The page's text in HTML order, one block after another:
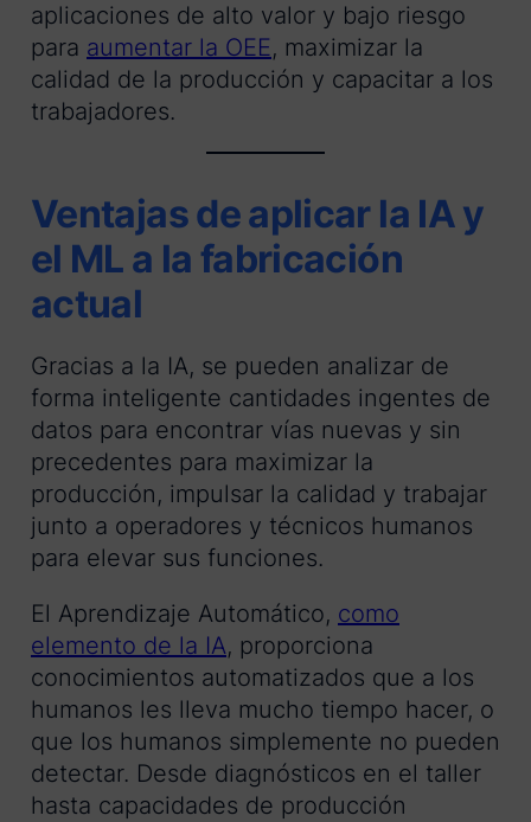
aplicaciones de alto valor y bajo riesgo
para aumentar la OEE, maximizar la
calidad de la producción y capacitar a los
trabajadores.
Ventajas de aplicar la IA y
el ML a la fabricación
actual
Gracias a la IA, se pueden analizar de
forma inteligente cantidades ingentes de
datos para encontrar vías nuevas y sin
precedentes para maximizar la
producción, impulsar la calidad y trabajar
junto a operadores y técnicos humanos
para elevar sus funciones.
El Aprendizaje Automático, como
elemento de la IA, proporciona
conocimientos automatizados que a los
humanos les lleva mucho tiempo hacer, o
que los humanos simplemente no pueden
detectar. Desde diagnósticos en el taller
hasta capacidades de producción